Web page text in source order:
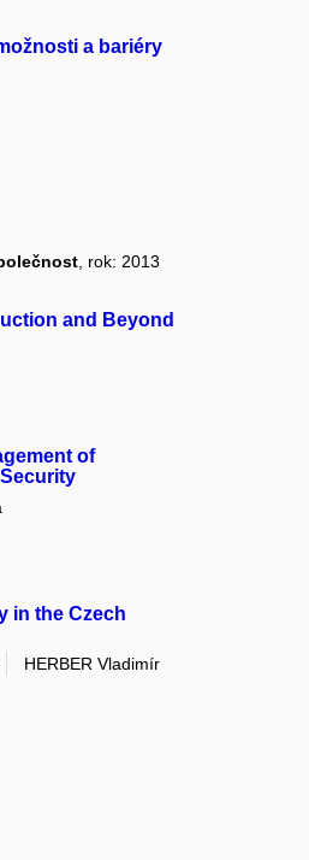
a bariéry
, rok: 2013
and Beyond
of
in the Czech
HERBER Vladimír